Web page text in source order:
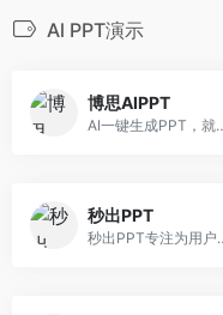
Al PPT演示
博思AIPPT
AI一键生成
秒出PPT
秒出PPT专注为用户提供优质创意办公服务，让个人及企业用户节省